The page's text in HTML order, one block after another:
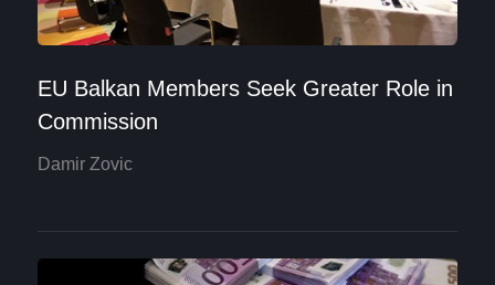
EU Balkan Members Seek Greater Role in
Commission
Damir Zovic